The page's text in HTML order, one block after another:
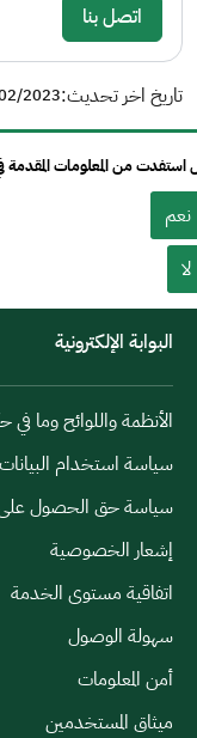
اتصل بنا
تاريخ اخر تحديث:- 11:27
استفدت من المعلومات
نعم
لا
البوابة الإلكترونية
الأنظمة واللوائح وما في
سياسة استخدام البيانات
سياسة حق الحصول على
إشعار الخصوصية
اتفاقية مستوى الخدمة
سهولة الوصول
أمن المعلومات
ميثاق المستخدمين